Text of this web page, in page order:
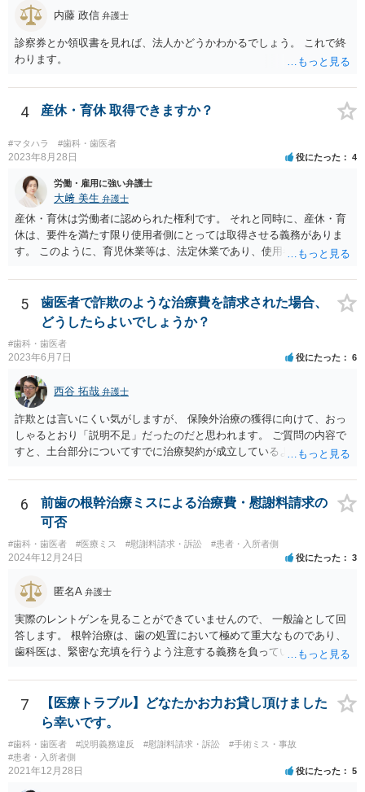
内藤 政信 弁護士
診察券とか領収書を見れば、法人かどうかわかるでしょう。 これで終
わります。
4 産休・育休 取得できますか？
#マタハラ #歯科・歯医者
2023年8月28日 役にたった 4
労働・雇用に強い弁護士
大﨑 美生 弁護士
産休・育休は労働者に認められた権利です。 それと同時に、産休・育
休は、要件を満たす限り使用者側にとっては取得させる義務がありま
す。 このように、育児休業等は、法定休業であり、使用者側で任意に
って、産休・育休を認めないということはできません。 ただし、残念
ながら実際には、妊娠・出産をしたら退職する慣行の事業者はありま
す。 しかし、このような慣行となっていること自体が、均等法９条１
項に違反します。 均等法違反は行政指導の対象となり、事業者が是正
勧告に従わない場合には企業名が公表される可能性もあります。 実際
に小さな医院で公表までいったケースがありますが、かなり稀なケー
スと言えます。 また、産休・育休を理由とした解雇は無効であり、損
害賠償請求の対象にもなります。 実際にどのようなアクションを取る
かは、職場での人間関係など気になる点があると思いますが、弁護士
か労基署へ一度ご相談いただくと安心だと思います。 均等法 （婚姻、
妊娠、出産等を理由とする不利益取扱いの禁止等） 第九条 事業主
は、女性労働者が婚姻し、妊娠し、又は出産したことを退職理由とし
て予定する定めをしてはならない。 ２ 事業主は、女性労働者が婚姻
したことを理由として、解雇してはならない。 ３ 事業主は、その雇
用する女性労働者が妊娠したこと、出産したこと、労働基準法（昭和
二十二年法律第四十九号）第六十五条第一項の規定による休業を請求
し、又は同項若しくは同条第二項の規定による休業をしたことその他
の妊娠又は出産に関する事由であつて厚生労働省令で定めるものを理
はならない。 ４ 妊娠中の女性労働者及び出産後一年を経過しない女
該解雇が前項に規定する事由を理由とする解雇でないことを証明した
ときは、この限りでない。
5
歯医者で詐欺のような治療費を請求された場合、
どうしたらよいでしょうか？
#歯科・歯医者
2023年6月7日 役にたった 6
西谷 拓哉 弁護士
詐欺とは言いにくい気がしますが、 保険外治療の獲得に向けて、おっ
しゃるとおり「説明不足」だったのだと思われます。 ご質問の内容で
すと、土台部分についてすでに治療契約が成立しているように思われ
させることができます。 消費者契約法は、いくつか取消の類型を定め
ています。 いくつか該当しそうな取消権をご参考までのせます。 ①土
台と被せ物の治療は通常同じ歯科で行いますので、被せ物の治療費が
益なる事実の不告知があった認められると考えられます。 そのため、
４０万円もかかるとは夢にも思わなかったという事情があれば、不利
益事実の不告知を理由とした取消権を主張することが出来る可能性が
あります（消費者契約法４条２項）。 ②また、保険外治療の必要性に
ついて虚偽の説明があったのであれば、不実告知取消ということも考
えられます（消費者契約法４条１項１号）。 ③そのほか、歯科治療
中、抗らうことが困難な状態で保険外治療の勧誘をされたということ
であれば、最近（令和５年６月１日）施行されたばかりですが、 退去
困難場所（たとえば、待合から診察台へ）に同行された上で困惑して
契約したという類型の取消権（改正消費者契約法４条３項３号）も使
える可能性があります。 一旦、書面で消費者契約法に基づく取消権を
行使するので払えないという 通知をして様子をみるのも手かと思いま
す。 その他、消費生活センターに相談して、間に入ってもらうことも
手かもしれません。
6
前歯の根幹治療ミスによる治療費・慰謝料請求の
可否
#歯科・歯医者 #医療ミス #慰謝料請求・訴訟 #患者・入所者側
2024年12月24日 役にたった 3
匿名A 弁護士
実際のレントゲンを見ることができていませんので、 一般論として回
答します。 根幹治療は、歯の処置において極めて重大なものであり、
歯科医は、緊密な充填を行うよう注意する義務を負っていると考えら
号事件） 当該義務に違反した場合、診療契約の不履行又は不法行為に
基づく損害賠償請求の可能性が生じます。 慰謝料に関しては、通院慰
謝料といった形での請求になろうかと思います。
7
【医療トラブル】どなたかお力お貸し頂けました
ら幸いです。
#歯科・歯医者 #説明義務違反 #慰謝料請求・訴訟
#手術ミス・事故
#患者・入所者側
2021年12月28日 役にたった 5